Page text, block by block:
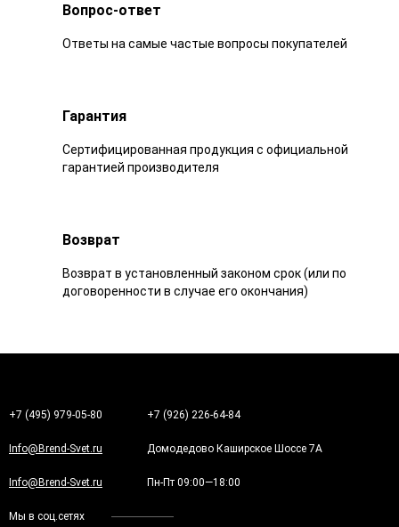
Вопрос-ответ
Ответы на самые частые вопросы покупателей
Гарантия
Сертифицированная продукция с официальной
гарантией производителя
Возврат
Возврат в установленный законом срок (или по
договоренности в случае его окончания)
+7 (495) 979-05-80 +7 (926) 226-64-84
Info@Brend-Svet.ru Домодедово Каширское Шоссе 7А
Info@Brend-Svet.ru Пн-Пт 09:00—18:00
Мы в соц.сетях